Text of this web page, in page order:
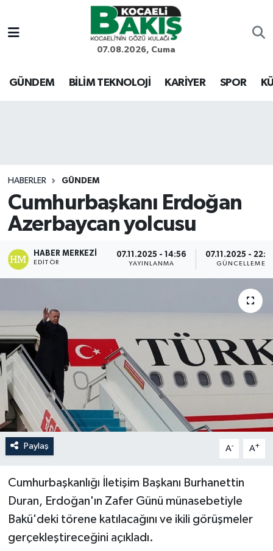
07.08.2026, Cuma
GÜNDEM BİLİM TEKNOLOJİ KARİYER SPOR
HABERLER GÜNDEM
Cumhurbaşkanı Erdoğan
Azerbaycan yolcusu
HABER MERKEZI
EDITÖR
07.11.2025 - 14:56
YAYINLANMA
07.11.2025 -
GÜNCELLEME
Paylaş A- A+
Cumhurbaşkanlığı İletişim Başkanı Burhanettin
Duran, Erdoğan'ın Zafer Günü münasebetiyle
Bakü'deki törene katılacağını ve ikili görüşmeler
gerçekleştireceğini açıkladı.
Kocaeli Nöbetçi Eczaneler
Kocaeli Hava Durumu
Son Dakika Haberleri
Haber Arşivi